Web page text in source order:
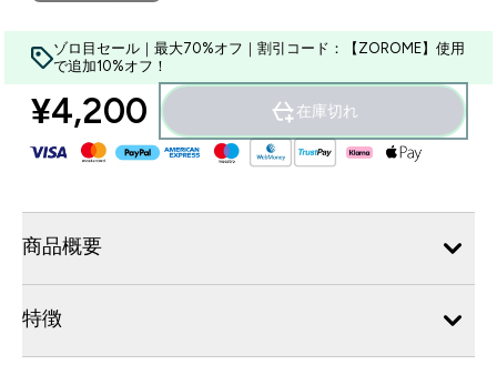
ゾロ目セール｜最大70%オフ｜割引コード：【ZOROME】使用
で追加10%オフ！
¥4,200‎ 在庫切れ
商品概要
特徴